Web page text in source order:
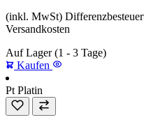
(inkl. MwSt)
Versandkosten
Auf Lager (1 - 3 Tage)
Kaufen
Pt Platin